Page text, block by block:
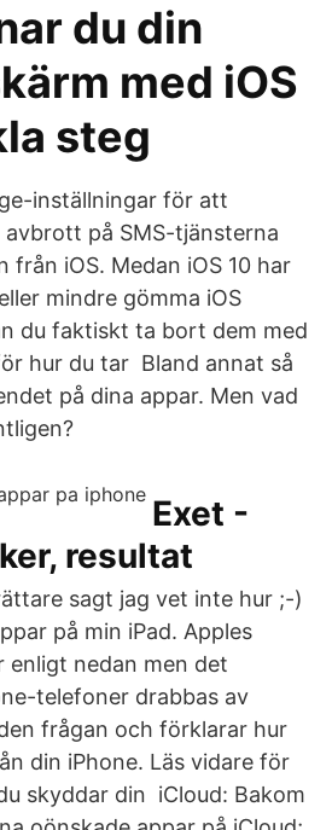
du din
med iOS
steg
inställningar för att
avbrott på SMS-tjänsterna
från iOS. Medan iOS 10 har
mindre gömma iOS
du faktiskt ta bort dem med
hur du tar Bland annat så
på dina appar. Men vad
Exet -
resultat
sagt jag vet inte hur ;-)
på min iPad. Apples
enligt nedan men det
telefoner drabbas av
frågan och förklarar hur
din iPhone. Läs vidare för
skyddar din iCloud: Bakom